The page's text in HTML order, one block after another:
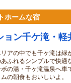
ホームな宿
ョン千ケ滝・軽
アの中でも千ヶ滝は緑
ふれるシンプルで快適
の湯・千ヶ滝温泉へ車
の朝食もおいしいよ。